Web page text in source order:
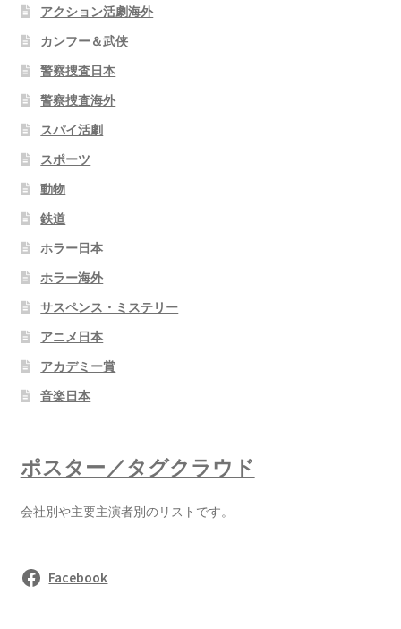
アクション活劇海外
カンフー＆武侠
警察捜査日本
警察捜査海外
スパイ活劇
スポーツ
動物
鉄道
ホラー日本
ホラー海外
サスペンス・ミステリー
アニメ日本
アカデミー賞
音楽日本
ポスター／タグクラウド
会社別や主要主演者別のリストです。
Facebook